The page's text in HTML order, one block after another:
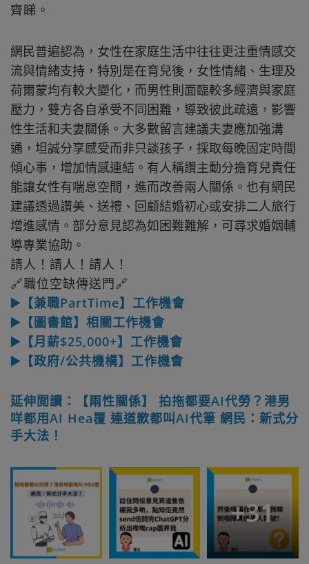
齊睇。
網民普遍認為，女性在家庭生活中往往更注重情感交
流與情緒支持，特別是在育兒後，女性情緒、生理及
荷爾蒙均有較大變化，而男性則面臨較多經濟與家庭
壓力，雙方各自承受不同困難，導致彼此疏遠，影響
性生活和夫妻關係。大多數留言建議夫妻應加強溝
通，坦誠分享感受而非只談孩子，採取每晚固定時間
傾心事，增加情感連結。有人稱讚主動分擔育兒責任
能讓女性有喘息空間，進而改善兩人關係。也有網民
建議透過讚美、送禮、回顧結婚初心或安排二人旅行
增進感情。部分意見認為如困難難解，可尋求婚姻輔
導專業協助。
請人！請人！請人！
🔗職位空缺傳送門🔗
▶️【兼職PartTime】工作機會
▶️【圖書館】相關工作機會
▶️【月薪$25,000+】工作機會
▶️【政府/公共機構】工作機會
延伸閲讀：【兩性關係】 拍拖都要AI代勞？港男
咩都用AI Hea覆 連道歉都叫AI代筆 網民：新式分
手大法！
+31